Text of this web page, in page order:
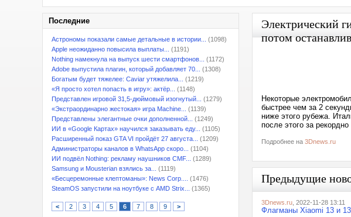
Последние
Астрономы показали самые детальные в истории...
(1098)
Apple неожиданно повысила выплаты...
(1191)
Nothing намекнула на выпуск шести смартфонов...
(1172)
Adobe выпустила плагин, который добавляет 70...
(1308)
Богатым будет тяжелее: Caviar утяжелила...
(1219)
«Я просто хотел попасть в игру»: актёр...
(1148)
Представлен игровой 31,5-дюймовый изогнутый...
(1279)
«Экстраординарно жестокая» игра Machine...
(1139)
Представлены элегантные очки дополненной...
(1249)
ИИ в «Google Картах» научился заказывать еду...
(1105)
Расширенный показ GTA VI пройдёт 27 августа...
(1209)
Администраторы каналов в WhatsApp скоро...
(1104)
ИИ подвёл Nothing: рекламу наушников CMF...
(1289)
Samsung и Mousterian взялись за...
(1119)
«Бесцеремонные клептоманы»: News Corp....
(1476)
SteamOS запустили на ноутбуке с AMD Strix...
(1365)
< 2 3 4 5 6 7 8 9 >
Электрический
потом
Некоторые
быстрее чем за 2
ниже этого рубежа.
после этого за
Подробнее на 3Dnews.ru
Предыдущие
3Dnews.ru , 2022-11-28 13:11
Флагманы Xiaomi 13 и